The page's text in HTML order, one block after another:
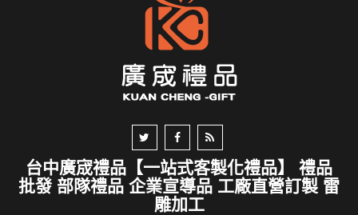
台中廣宬禮品【一站式客製化禮品】 禮品
批發 部隊禮品 企業宣導品 工廠直營訂製 雷
雕加工